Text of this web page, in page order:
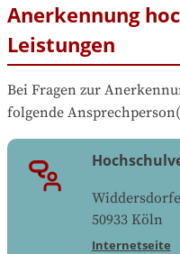
Anerkennung
Leistungen
Bei Fragen zur
folgende
50933 Köln
Internetseite